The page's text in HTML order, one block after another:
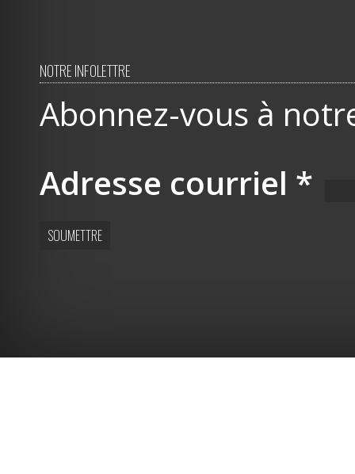
NOTRE INFOLETTRE
Abonnez-vous à
Adresse courriel *
SOUMETTRE